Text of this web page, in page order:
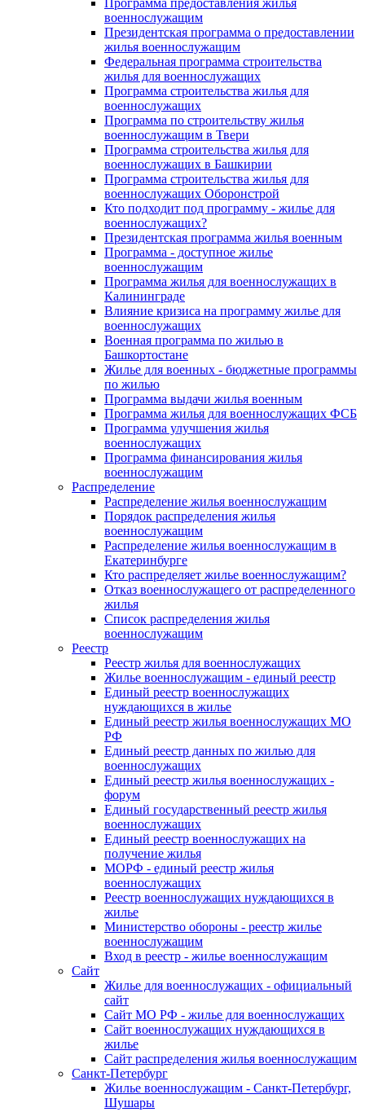
Программа предоставления жилья
военнослужащим
Президентская программа о предоставлении
жилья военнослужащим
Федеральная программа строительства
жилья для военнослужащих
Программа строительства жилья для
военнослужащих
Программа по строительству жилья
военнослужащим в Твери
Программа строительства жилья для
военнослужащих в Башкирии
Программа строительства жилья для
военнослужащих Оборонстрой
Кто подходит под программу - жилье для
военнослужащих?
Президентская программа жилья военным
Программа - доступное жилье
военнослужащим
Программа жилья для военнослужащих в
Калининграде
Влияние кризиса на программу жилье для
военнослужащих
Военная программа по жилью в
Башкортостане
Жилье для военных - бюджетные программы
по жилью
Программа выдачи жилья военным
Программа жилья для военнослужащих ФСБ
Программа улучшения жилья
военнослужащих
Программа финансирования жилья
военнослужащим
Распределение
Распределение жилья военнослужащим
Порядок распределения жилья
военнослужащим
Распределение жилья военнослужащим в
Екатеринбурге
Кто распределяет жилье военнослужащим?
Отказ военнослужащего от распределенного
жилья
Список распределения жилья
военнослужащим
Реестр
Реестр жилья для военнослужащих
Жилье военнослужащим - единый реестр
Единый реестр военнослужащих
нуждающихся в жилье
Единый реестр жилья военнослужащих МО
РФ
Единый реестр данных по жилью для
военнослужащих
Единый реестр жилья военнослужащих -
форум
Единый государственный реестр жилья
военнослужащих
Единый реестр военнослужащих на
получение жилья
МОРФ - единый реестр жилья
военнослужащих
Реестр военнослужащих нуждающихся в
жилье
Министерство обороны - реестр жилье
военнослужащим
Вход в реестр - жилье военнослужащим
Сайт
Жилье для военнослужащих - официальный
сайт
Сайт МО РФ - жилье для военнослужащих
Сайт военнослужащих нуждающихся в
жилье
Сайт распределения жилья военнослужащим
Санкт-Петербург
Жилье военнослужащим - Санкт-Петербург,
Шушары